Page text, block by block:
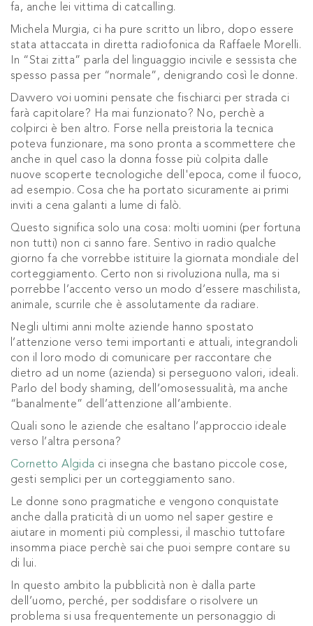
fa, anche lei vittima di catcalling.
Michela Murgia, ci ha pure scritto un libro, dopo essere
stata attaccata in diretta radiofonica da Raffaele Morelli.
In “Stai zitta” parla del linguaggio incivile e sessista che
spesso passa per “normale”, denigrando così le donne.
Davvero voi uomini pensate che fischiarci per strada ci
farà capitolare? Ha mai funzionato? No, perchè a
colpirci è ben altro. Forse nella preistoria la tecnica
poteva funzionare, ma sono pronta a scommettere che
anche in quel caso la donna fosse più colpita dalle
nuove scoperte tecnologiche dell'epoca, come il fuoco,
ad esempio. Cosa che ha portato sicuramente ai primi
inviti a cena galanti a lume di falò.
Questo significa solo una cosa: molti uomini (per fortuna
non tutti) non ci sanno fare. Sentivo in radio qualche
giorno fa che vorrebbe istituire la giornata mondiale del
corteggiamento. Certo non si rivoluziona nulla, ma si
porrebbe l’accento verso un modo d’essere maschilista,
animale, scurrile che è assolutamente da radiare.
Negli ultimi anni molte aziende hanno spostato
l’attenzione verso temi importanti e attuali, integrandoli
con il loro modo di comunicare per raccontare che
dietro ad un nome (azienda) si perseguono valori, ideali.
Parlo del body shaming, dell’omosessualità, ma anche
“banalmente” dell’attenzione all’ambiente.
Quali sono le aziende che esaltano l’approccio ideale
verso l’altra persona?
Cornetto Algida ci insegna che bastano piccole cose,
gesti semplici per un corteggiamento sano.
Le donne sono pragmatiche e vengono conquistate
anche dalla praticità di un uomo nel saper gestire e
aiutare in momenti più complessi, il maschio tuttofare
insomma piace perchè sai che puoi sempre contare su
di lui.
In questo ambito la pubblicità non è dalla parte
dell’uomo, perché, per soddisfare o risolvere un
problema si usa frequentemente un personaggio di